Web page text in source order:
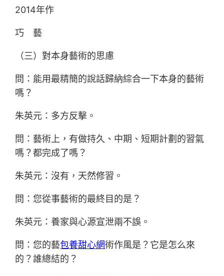
2014年作
巧 藝
（三）對本身藝術的思慮
問：能用最精簡的說話歸納綜合一下本身的藝術
嗎？
朱英元：多方反擊。
問：藝術上，有做持久、中期、短期計劃的習氣
嗎？都完成了嗎？
朱英元：沒有，天然修習。
問：您從事藝術的最終目的是？
朱英元：養家與心源宣泄兩不誤。
問：您的藝包養甜心網術作風是？它是怎么來
的？誰總結的？